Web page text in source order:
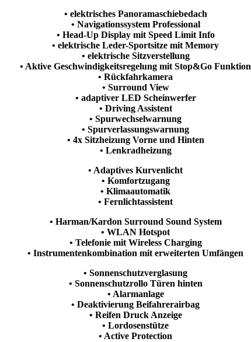
• elektrisches Panoramaschiebedach
• Navigationssystem Professional
• Head-Up Display mit Speed Limit Info
• elektrische Leder-Sportsitze mit Memory
• elektrische Sitzverstellung
• Aktive Geschwindigkeitsregelung mit Stop&Go Funktion
• Rückfahrkamera
• Surround View
• adaptiver LED Scheinwerfer
• Driving Assistent
• Spurwechselwarnung
• Spurverlassungswarnung
• 4x Sitzheizung Vorne und Hinten
• Lenkradheizung
• Adaptives Kurvenlicht
• Komfortzugang
• Klimaautomatik
• Fernlichtassistent
• Harman/Kardon Surround Sound System
• WLAN Hotspot
• Telefonie mit Wireless Charging
• Instrumentenkombination mit erweiterten Umfängen
• Sonnenschutzverglasung
• Sonnenschutzrollo Türen hinten
• Alarmanlage
• Deaktivierung Beifahrerairbag
• Reifen Druck Anzeige
• Lordosenstütze
• Active Protection